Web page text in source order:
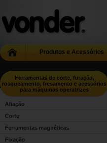
Produtos e Acessórios
Ferramentas de corte, furação,
rosqueamento, fresamento e acessórios
para máquinas operatrizes
Afiação
Corte
Ferramentas magnéticas
Fixação